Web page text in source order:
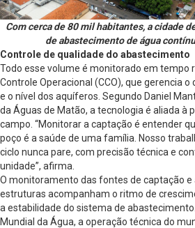
Com cerca de 80 mil habitantes, a cidade
de abastecimento de água
Controle de qualidade do abastecimento
Todo esse volume é monitorado em tempo
Controle Operacional (CCO), que gerencia
e o nível dos aquíferos. Segundo Daniel
da Águas de Matão, a tecnologia é aliada à
campo. “Monitorar a captação é entender
poço é a saúde de uma família. Nosso
ciclo nunca pare, com precisão técnica e
unidade”, afirma.
O monitoramento das fontes de captação e
estruturas acompanham o ritmo de
a estabilidade do sistema de
Mundial da Água, a operação técnica do